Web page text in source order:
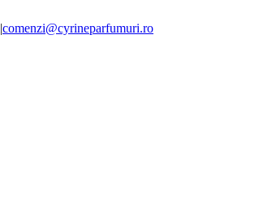
|comenzi@cyrineparfumuri.ro